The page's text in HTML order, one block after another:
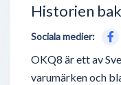
Historien
Sociala medier:
OKQ8 är ett av
varumärken och